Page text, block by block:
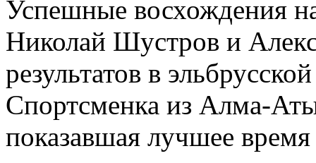
Успешные восхождения
Николай Шустров и
результатов в
Спортсменка из Алма-
показавшая лучшее